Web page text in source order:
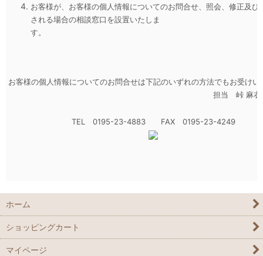
お客様が、お客様の個人情報についてのお問合せ、照会、修正及び
される場合の相談窓口を設置いたしま
す。
お客様の個人情報についてのお問合せは下記のいずれの方法でもお受けい
担当 峠 麻衣
TEL 0195-23-4883 FAX 0195-23-4249
ホーム
ショッピングカート
マイページ